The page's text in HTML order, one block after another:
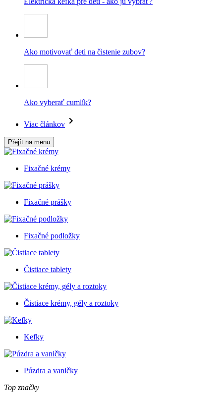
Ako motivovať deti na čistenie zubov?
Ako vyberať cumlík?
Viac článkov
Přejít na menu
Fixačné krémy
Fixačné prášky
Fixačné podložky
Čistiace tablety
Čistiace krémy, gély a roztoky
Kefky
Púzdra a vaničky
Top značky